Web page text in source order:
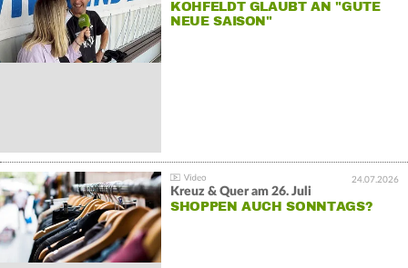
KOHFELDT GLAUBT AN "GUTE
NEUE SAISON"
24.07.2026
Kreuz & Quer am 26. Juli
SHOPPEN AUCH SONNTAGS?